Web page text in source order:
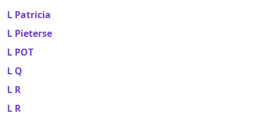
L Patricia
L Pieterse
L POT
L Q
L R
L R